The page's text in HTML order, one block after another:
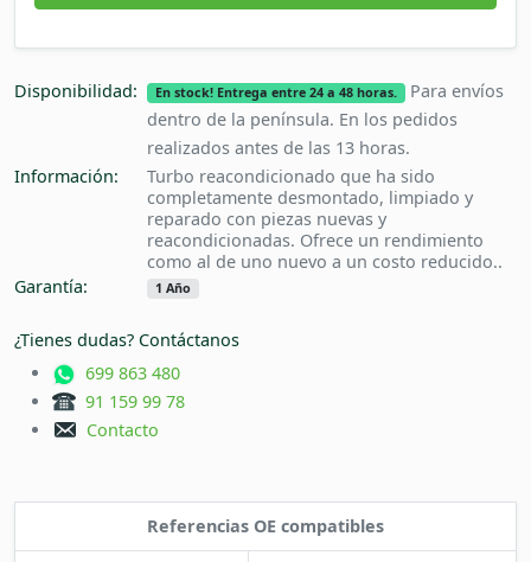
Disponibilidad: En stock! Entrega entre 24 a 48 horas.
Para envíos
dentro de la península. En los pedidos
realizados antes de las 13 horas.
Información:
Turbo reacondicionado que ha sido
completamente desmontado, limpiado y
reparado con piezas nuevas y
reacondicionadas. Ofrece un rendimiento
como al de uno nuevo a un costo reducido..
Garantía:
1 Año
¿Tienes dudas? Contáctanos
699 863 480
91 159 99 78
Contacto
Referencias OE compatibles